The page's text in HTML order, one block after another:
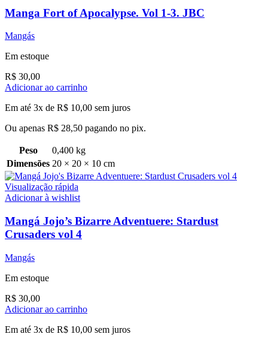
Manga Fort of Apocalypse. Vol 1-3. JBC
Mangás
Em estoque
R$ 30,00
Adicionar ao carrinho
Em até 3x de R$ 10,00 sem juros
Ou apenas R$ 28,50 pagando no pix.
Peso
0,400 kg
Dimensões 20 × 20 × 10 cm
Visualização rápida
Adicionar à wishlist
Mangá Jojo’s Bizarre Adventuere: Stardust
Crusaders vol 4
Mangás
Em estoque
R$ 30,00
Adicionar ao carrinho
Em até 3x de R$ 10,00 sem juros